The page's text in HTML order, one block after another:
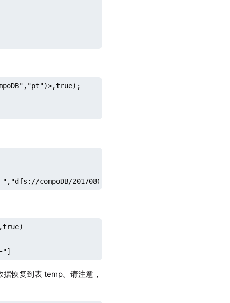
compoDB/20170808/0_50/6F","dfs://compoDB/
恢复到表 temp。请注意，